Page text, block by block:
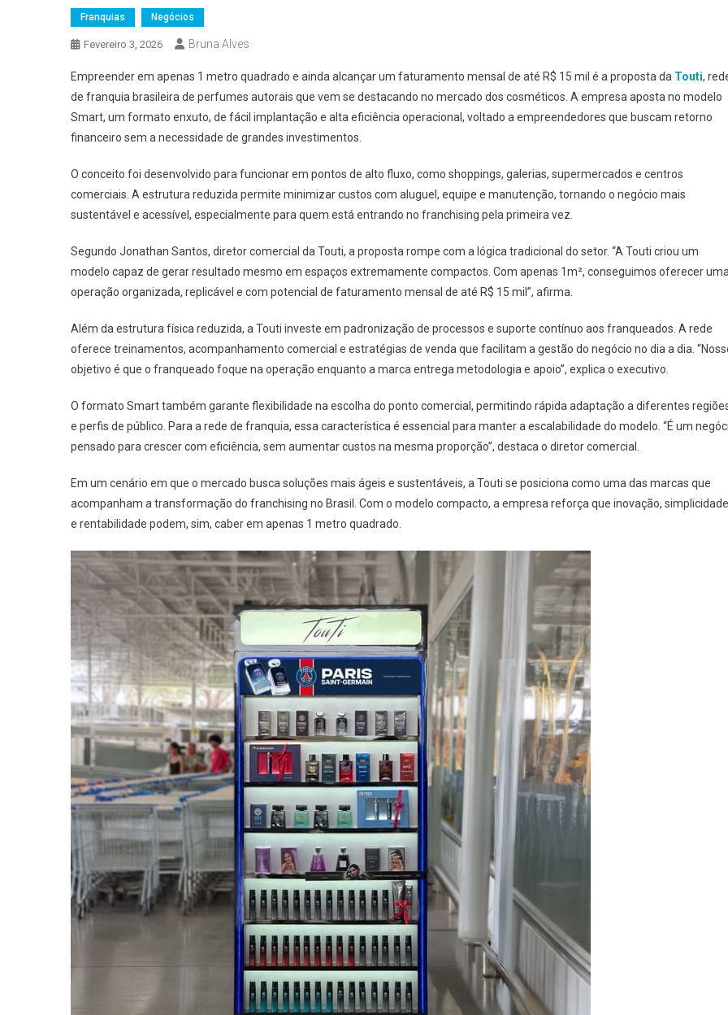
Franquias Negócios
Fevereiro 3, 2026 Bruna Alves
Empreender em apenas 1 metro quadrado e ainda alcançar um faturamento mensal de até R$ 15 mil é a proposta da Touti,
de franquia brasileira de perfumes autorais que vem se destacando no mercado dos cosméticos. A empresa aposta no modelo
Smart, um formato enxuto, de fácil implantação e alta eficiência operacional, voltado a empreendedores que buscam retorno
financeiro sem a necessidade de grandes investimentos.
O conceito foi desenvolvido para funcionar em pontos de alto fluxo, como shoppings, galerias, supermercados e centros
comerciais. A estrutura reduzida permite minimizar custos com aluguel, equipe e manutenção, tornando o negócio mais
sustentável e acessível, especialmente para quem está entrando no franchising pela primeira vez.
Segundo Jonathan Santos, diretor comercial da Touti, a proposta rompe com a lógica tradicional do setor. “A Touti criou um
modelo capaz de gerar resultado mesmo em espaços extremamente compactos. Com apenas 1m², conseguimos oferecer uma
operação organizada, replicável e com potencial de faturamento mensal de até R$ 15 mil”, afirma.
Além da estrutura física reduzida, a Touti investe em padronização de processos e suporte contínuo aos franqueados. A rede
oferece treinamentos, acompanhamento comercial e estratégias de venda que facilitam a gestão do negócio no dia a dia.
objetivo é que o franqueado foque na operação enquanto a marca entrega metodologia e apoio”, explica o executivo.
O formato Smart também garante flexibilidade na escolha do ponto comercial, permitindo rápida adaptação a diferentes
e perfis de público. Para a rede de franquia, essa característica é essencial para manter a escalabilidade do modelo. “É um
pensado para crescer com eficiência, sem aumentar custos na mesma proporção”, destaca o diretor comercial.
Em um cenário em que o mercado busca soluções mais ágeis e sustentáveis, a Touti se posiciona como uma das marcas que
acompanham a transformação do franchising no Brasil. Com o modelo compacto, a empresa reforça que inovação, simplicidade
e rentabilidade podem, sim, caber em apenas 1 metro quadrado.